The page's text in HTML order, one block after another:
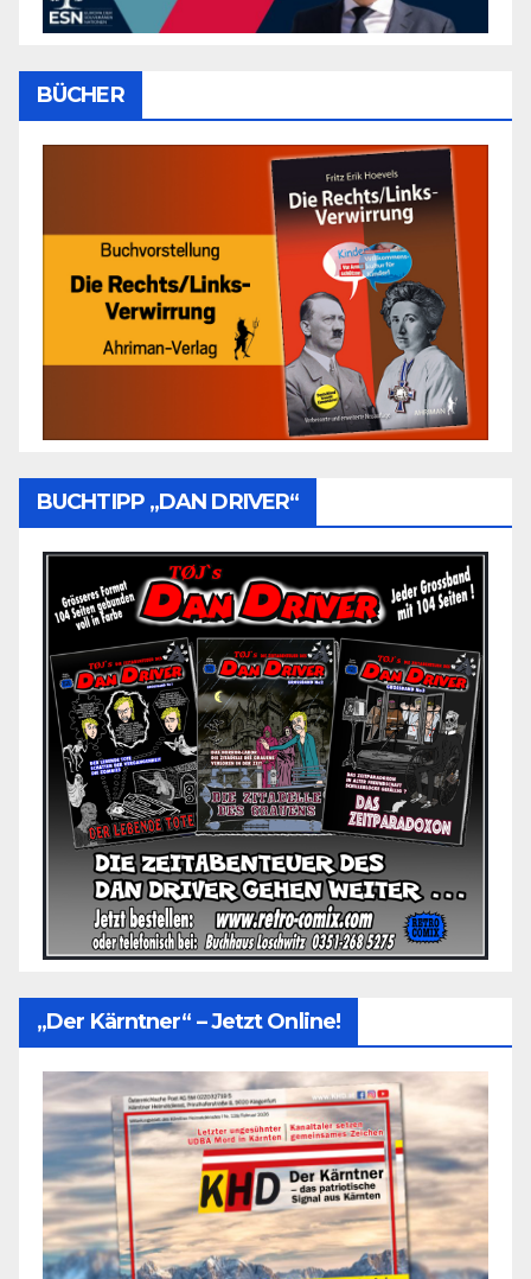
BÜCHER
BUCHTIPP „DAN DRIVER“
„Der Kärntner“ – Jetzt Online!